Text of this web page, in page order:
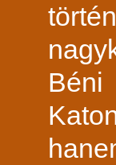
Béni